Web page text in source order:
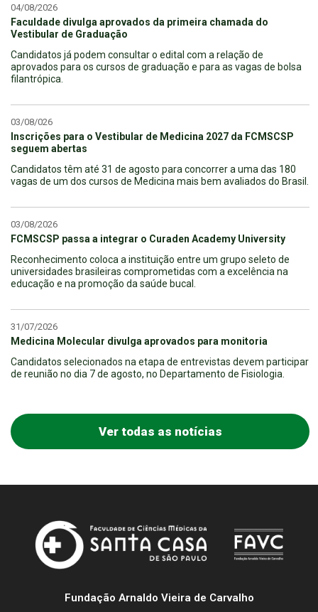
04/08/2026
Faculdade divulga aprovados da primeira chamada do
Vestibular de Graduação
Candidatos já podem consultar o edital com a relação de
aprovados para os cursos de graduação e para as vagas de bolsa
filantrópica.
03/08/026
Inscrições para o Vestibular de Medicina 2027 da FCMSCSP
seguem abertas
Candidatos têm até 31 de agosto para concorrer a uma das 180
vagas de um dos cursos de Medicina mais bem avaliados do Brasil.
03/08/2026
FCMSCSP passa a integrar o Curaden Academy University
Reconhecimento coloca a instituição entre um grupo seleto de
universidades brasileiras comprometidas com a excelência na
educação e na promoção da saúde bucal.
31/07/2026
Medicina Molecular divulga aprovados para monitoria
Candidatos selecionados na etapa de entrevistas devem participar
de reunião no dia 7 de agosto, no Departamento de Fisiologia.
Ver todas as notícias
Fundação Arnaldo Vieira de Carvalho